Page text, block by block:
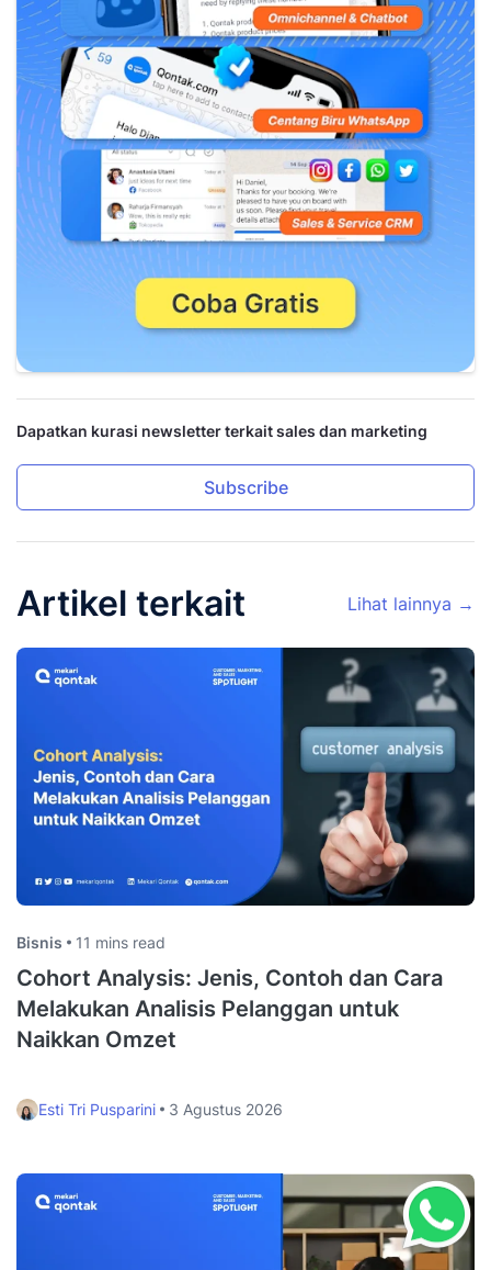
Dapatkan kurasi newsletter terkait sales dan marketing
Subscribe
Artikel terkait Lihat lainnya →
Bisnis 11 mins read
Cohort Analysis: Jenis, Contoh dan Cara
Melakukan Analisis Pelanggan untuk
Naikkan Omzet
Esti Tri Pusparini 3 Agustus 2026